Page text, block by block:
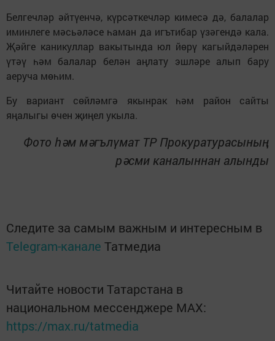
Белгечләр әйтүенчә, күрсәткечләр кимесә дә, балалар
иминлеге мәсьәләсе һаман да игътибар үзәгендә кала.
Җәйге каникуллар вакытында юл йөрү кагыйдәләрен
үтәү һәм балалар белән аңлату эшләре алып бару
аеруча мөһим.
Бу вариант сөйләмгә якынрак һәм район сайты
яңалыгы өчен җиңел укыла.
Фото һәм мәгълүмат ТР Прокуратурасының
рәсми каналыннан алынды
Следите за самым важным и интересным в
Telegram-канале Татмедиа
Читайте новости Татарстана в
национальном мессенджере MАХ:
https://max.ru/tatmedia